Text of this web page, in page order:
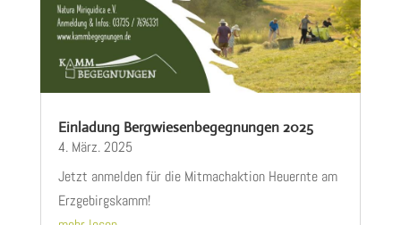
Einladung Bergwiesenbegegnungen 2025
4. März. 2025
Jetzt anmelden für die Mitmachaktion Heuernte am
Erzgebirgskamm!